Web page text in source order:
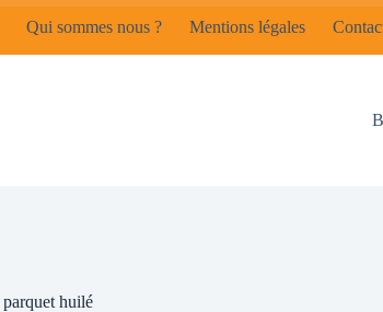
Qui sommes nous ? Mentions légales
huilé